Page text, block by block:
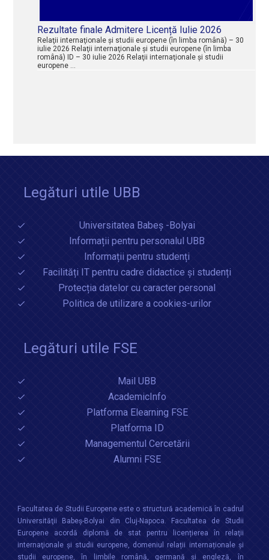
Rezultate finale Admitere Licență Iulie 2026
Relaţii internaţionale şi studii europene (în limba română) – 30
iulie 2026 Relaţii internaţionale şi studii europene (în limba
română) ID – 30 iulie 2026 Relaţii internaţionale şi studii
europene …
Legături utile UBB
Universitatea Babeș -Bolyai
Informații pentru personalul UBB
Informații pentru studenți
Facilități IT pentru cadre didactice și studenți
Protecția datelor cu caracter personal
Politica de utilizare a cookies-urilor
Legături utile FSE
Mail UBB
AcademicInfo
Platforma Elearning FSE
Platforma ID
Managementul Cercetării
Alumni FSE
Facultatea de Studii Europene este o structură academică în cadrul
Universităţii Babeș-Bolyai din Cluj-Napoca. Facultatea de Studii
Europene acordă diplomă de stat pentru licențierea în relaţii
internaţionale şi studii europene, domeniul relații internaționale şi
studii europene, în limbile română, germană și engleză, în